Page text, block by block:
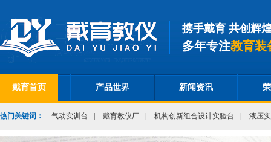
携手戴育 共创辉
多年专注教育装
戴育首页 产品世界 新闻资讯
热门关键词： 气动实训台 戴育教仪厂 机构创新组合设计实验台 液压